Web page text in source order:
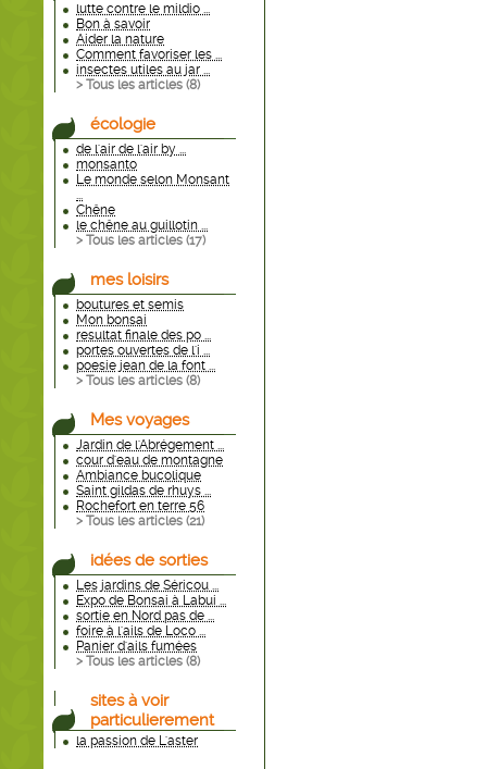
lutte contre le mildio ...
Bon à savoir
Aider la nature
Comment favoriser les ...
insectes utiles au jar ...
> Tous les articles (8)
écologie
de l'air de l'air by ...
monsanto
Le monde selon Monsant
...
Chêne
le chêne au guillotin ...
> Tous les articles (17)
mes loisirs
boutures et semis
Mon bonsai
resultat finale des po ...
portes ouvertes de l'i ...
poesie jean de la font ...
> Tous les articles (8)
Mes voyages
Jardin de l'Abrégement ...
cour d'eau de montagne
Ambiance bucolique
Saint gildas de rhuys ...
Rochefort en terre 56
> Tous les articles (21)
idées de sorties
Les jardins de Séricou ...
Expo de Bonsai à Labui ...
sortie en Nord pas de ...
foire à l'ails de Loco ...
Panier d'ails fumées
> Tous les articles (8)
sites à voir
particulierement
la passion de L'aster